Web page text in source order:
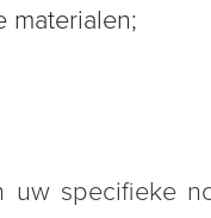
materialen;
uw specifieke